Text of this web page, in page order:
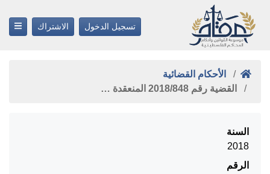
تسجيل الدخول الاشتراك
الأحكام القضائية
القضية رقم ‎848‏/‎2018‏ المنعقدة …
السنة
2018
الرقم